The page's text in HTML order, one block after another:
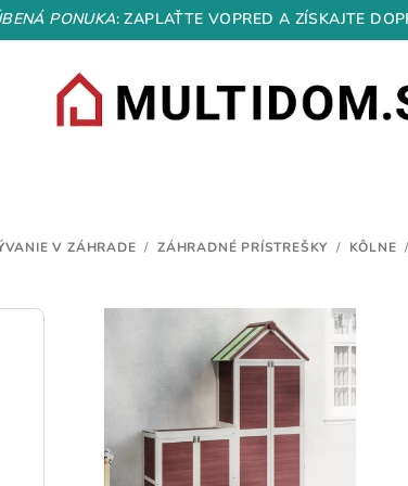
PONUKA: ZAPLAŤTE VOPRED A ZÍSKAJTE
V ZÁHRADE / ZÁHRADNÉ PRÍSTREŠKY / KÔLNE /